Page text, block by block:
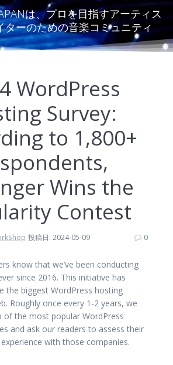
は、プロを目指すアーティス
ターのための音楽コミュニティ
WordPress
Survey:
to 1,800+
Wins the
Contest
投稿日: 2024-05-09 0
know that we’ve been conducting
since 2016. This initiative has
the biggest WordPress hosting
Roughly once every 1-2 years, we
of the most popular WordPress
and ask our readers to assess their
with those companies.